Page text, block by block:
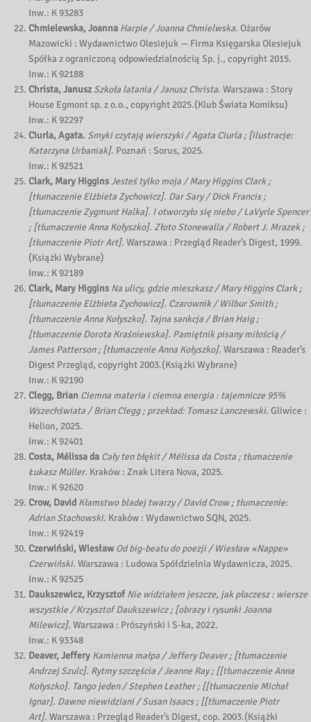
Inw.: K 93283
Chmielewska, Joanna Harpie / Joanna Chmielwska.Ożarów
Mazowicki : Wydawnictwo Olesiejuk — Firma Księgarska Olesiejuk
Spółka z ograniczoną odpowiedzialnością Sp. j., copyright 2015.
Inw.: K 92188
Christa, Janusz Szkoła latania / Janusz Christa.Warszawa : Story
House Egmont sp. z o.o., copyright 2025.(Klub Świata Komiksu)
Inw.: K 92297
Ciurla, Agata. Smyki czytają wierszyki / Agata Ciurla ; [ilustracje:
Katarzyna Urbaniak]. Poznań : Sorus, 2025.
Inw.: K 92521
Clark, Mary HigginsJesteś tylko moja / Mary Higgins Clark ;
[tłumaczenie Elżbieta Zychowicz]. Dar Sary / Dick Francis ;
[tłumaczenie Zygmunt Halka]. I otworzyło się niebo / LaVyrle Spencer
; [tłumaczenie Anna Kołyszko]. Złoto Stonewalla / Robert J. Mrazek ;
[tłumaczenie Piotr Art].Warszawa : Przegląd Reader’s Digest, 1999.
(Książki Wybrane)
Inw.: K 92189
Clark, Mary Higgins Na ulicy, gdzie mieszkasz / Mary Higgins Clark ;
[tłumaczenie Elżbieta Zychowicz]. Czarownik / Wilbur Smith ;
[tłumaczenie Anna Kołyszko]. Tajna sankcja / Brian Haig ;
[tłumaczenie Dorota Kraśniewska]. Pamiętnik pisany miłością /
James Patterson ; [tłumaczenie Anna Kołyszko].Warszawa : Reader’s
Digest Przegląd, copyright 2003.(Książki Wybrane)
Inw.: K 92190
Clegg, Brian Ciemna materia i ciemna energia : tajemnicze 95%
Wszechświata / Brian Clegg ; przekład: Tomasz Lanczewski.Gliwice :
Helion, 2025.
Inw.: K 92401
Costa, Mélissa da Cały ten błękit / Mélissa da Costa ; tłumaczenie
Łukasz Müller. Kraków : Znak Litera Nova, 2025.
Inw.: K 92620
Crow, David Kłamstwo bladej twarzy / David Crow ; tłumaczenie:
Adrian Stachowski. Kraków : Wydawnictwo SQN, 2025.
Inw.: K 92419
Czerwiński, Wiesław Od big-beatu do poezji / Wiesław «Nappe»
Czerwiński.Warszawa : Ludowa Spółdzielnia Wydawnicza, 2025.
Inw.: K 92525
Daukszewicz, KrzysztofNie widziałem jeszcze, jak płaczesz : wiersze
wszystkie / Krzysztof Daukszewicz ; [obrazy i rysunki Joanna
Milewicz].Warszawa : Prószyński i S-ka, 2022.
Inw.: K 93348
Deaver, Jeffery Kamienna małpa / Jeffery Deaver ; [tłumaczenie
Andrzej Szulc]. Rytmy szczęścia / Jeanne Ray ; [[tłumaczenie Anna
Kołyszko]. Tango jeden / Stephen Leather ; [[tłumaczenie Michał
Ignar]. Dawno niewidziani / Susan Isaacs ; [[tłumaczenie Piotr
Art].Warszawa : Przegląd Reader’s Digest, cop. 2003.(Książki